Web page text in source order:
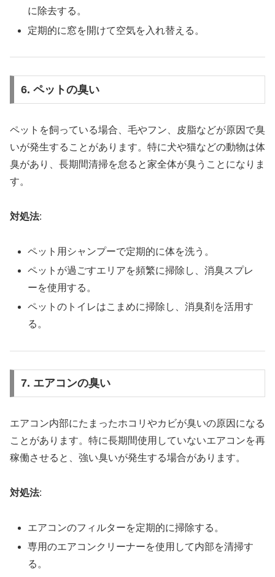
に除去する。
定期的に窓を開けて空気を入れ替える。
6. ペットの臭い
ペットを飼っている場合、毛やフン、皮脂などが原因で臭
いが発生することがあります。特に犬や猫などの動物は体
臭があり、長期間清掃を怠ると家全体が臭うことになりま
す。
対処法:
ペット用シャンプーで定期的に体を洗う。
ペットが過ごすエリアを頻繁に掃除し、消臭スプレ
ーを使用する。
ペットのトイレはこまめに掃除し、消臭剤を活用す
る。
7. エアコンの臭い
エアコン内部にたまったホコリやカビが臭いの原因になる
ことがあります。特に長期間使用していないエアコンを再
稼働させると、強い臭いが発生する場合があります。
対処法:
エアコンのフィルターを定期的に掃除する。
専用のエアコンクリーナーを使用して内部を清掃す
る。